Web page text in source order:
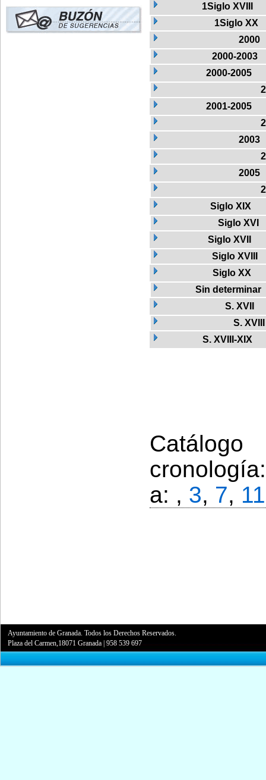
1Siglo XVIII
1Siglo XX
2000
2000-2003
2000-2005
2001-2005
2003
2005
Siglo XIX
Siglo XVI
Siglo XVII
Siglo XVIII
Siglo XX
Sin determinar
S. XVII
S. XVIII
S. XVIII-XIX
a: , 3, 7, 11
Ayuntamiento de Granada. Todos los Derechos Reservados.
Plaza del Carmen,18071 Granada |958 539 697